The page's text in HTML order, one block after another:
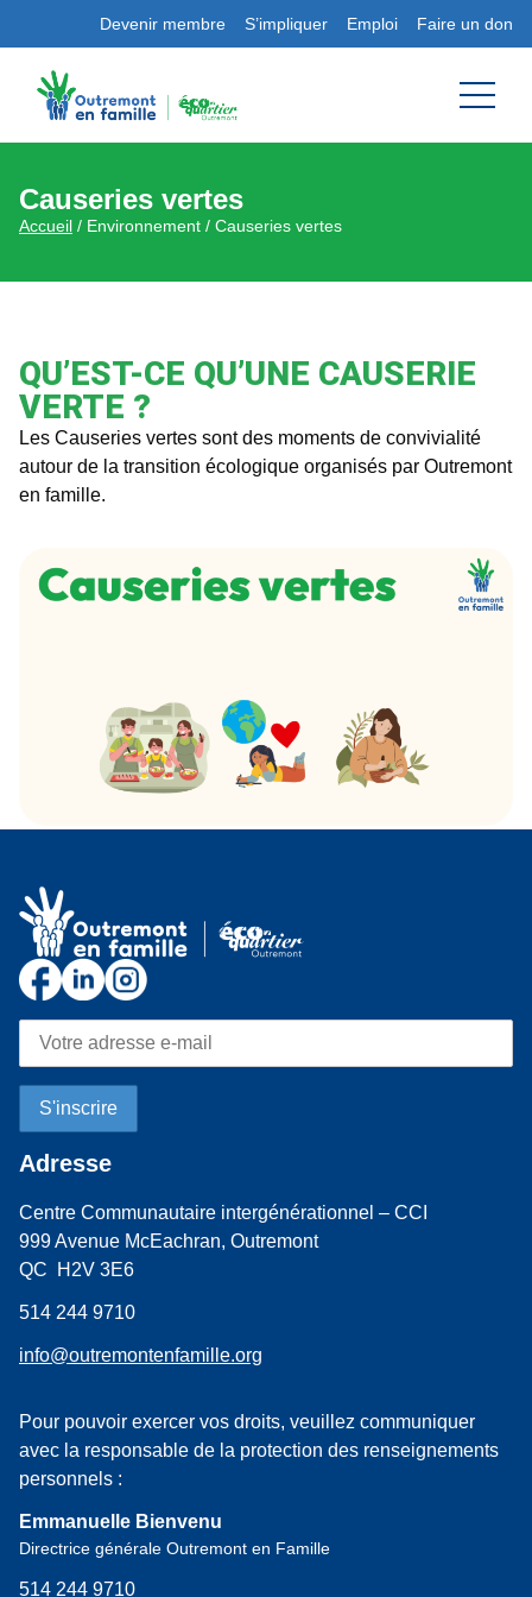
Devenir membre S’impliquer Emploi Faire un don
Causeries vertes
Accueil / Environnement / Causeries vertes
QU’EST-CE QU’UNE CAUSERIE
VERTE ?
Les Causeries vertes sont des moments de convivialité
autour de la transition écologique organisés par Outremont
en famille.
Adresse
Centre Communautaire intergénérationnel – CCI
999 Avenue McEachran, Outremont
QC H2V 3E6
514 244 9710
info@outremontenfamille.org
Pour pouvoir exercer vos droits, veuillez communiquer
avec la responsable de la protection des renseignements
personnels :
Emmanuelle Bienvenu
Directrice générale Outremont en Famille
514 244 9710